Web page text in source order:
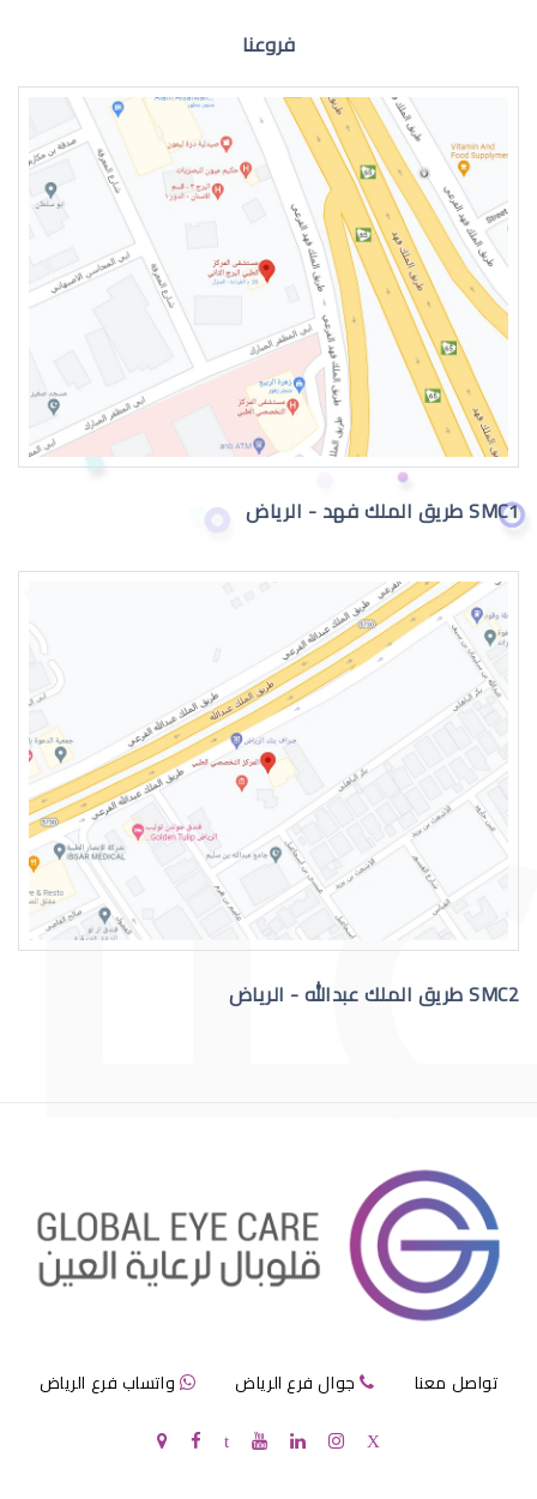
القرنية المخروطية اعراض
القرنية المخروطية 2019
القرنية المخروطية وراثة
القرنية المخروطية والصداع
قرنية الصناعية
فروعنا
SMC1 طريق الملك فهد - الرياض
SMC2 طريق الملك عبدالله - الرياض
تواصل معنا جوال فرع الرياض واتساب فرع الرياض